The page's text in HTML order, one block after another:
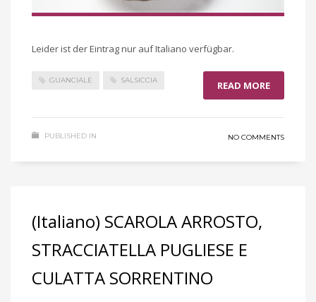
Leider ist der Eintrag nur auf Italiano verfügbar.
GUANCIALE SALSICCIA READ MORE
PUBLISHED IN NO COMMENTS
(Italiano) SCAROLA ARROSTO,
STRACCIATELLA PUGLIESE E
CULATTA SORRENTINO